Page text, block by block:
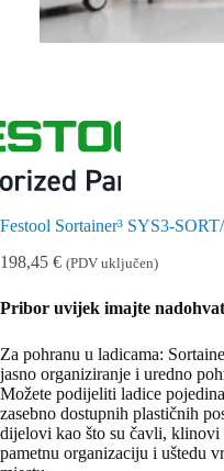
Festool Sortainer³ SYS3-
198,45 € (PDV uključen)
Pribor uvijek imajte
Za pohranu u ladicama:
jasno organiziranje i uredno
Možete podijeliti ladice
zasebno dostupnih plastičnih
dijelovi kao što su čavli,
pametnu organizaciju i uštedu